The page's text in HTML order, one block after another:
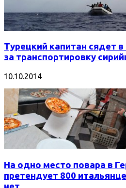
Турецкий капитан сядет
за транспортировку
10.10.2014
На одно место повара в
претендует 800